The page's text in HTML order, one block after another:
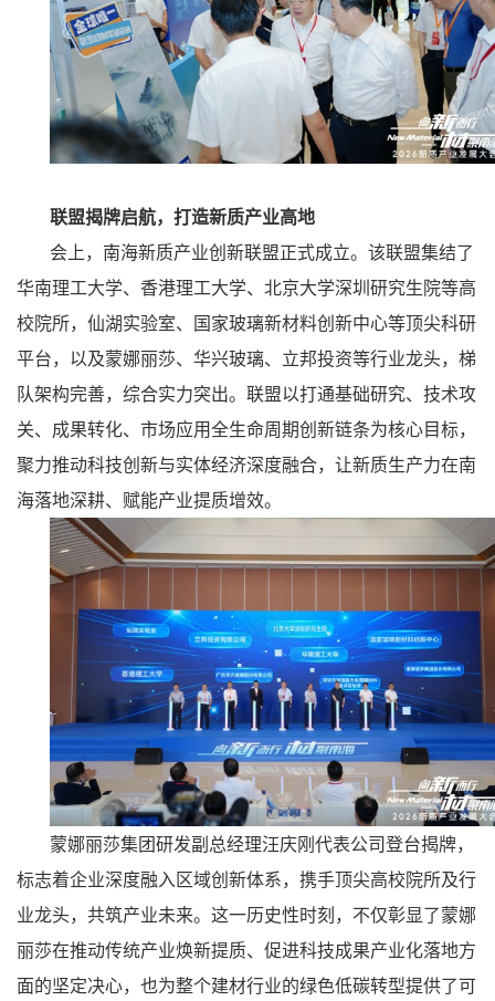
联盟揭牌启航，打造新质产业高地
会上，南海新质产业创新联盟正式成立。该联盟集结了
华南理工大学、香港理工大学、北京大学深圳研究生院等高
校院所，仙湖实验室、国家玻璃新材料创新中心等顶尖科研
平台，以及蒙娜丽莎、华兴玻璃、立邦投资等行业龙头，梯
队架构完善，综合实力突出。联盟以打通基础研究、技术攻
关、成果转化、市场应用全生命周期创新链条为核心目标，
聚力推动科技创新与实体经济深度融合，让新质生产力在南
海落地深耕、赋能产业提质增效。
蒙娜丽莎集团研发副总经理汪庆刚代表公司登台揭牌，
标志着企业深度融入区域创新体系，携手顶尖高校院所及行
业龙头，共筑产业未来。这一历史性时刻，不仅彰显了蒙娜
丽莎在推动传统产业焕新提质、促进科技成果产业化落地方
面的坚定决心，也为整个建材行业的绿色低碳转型提供了可